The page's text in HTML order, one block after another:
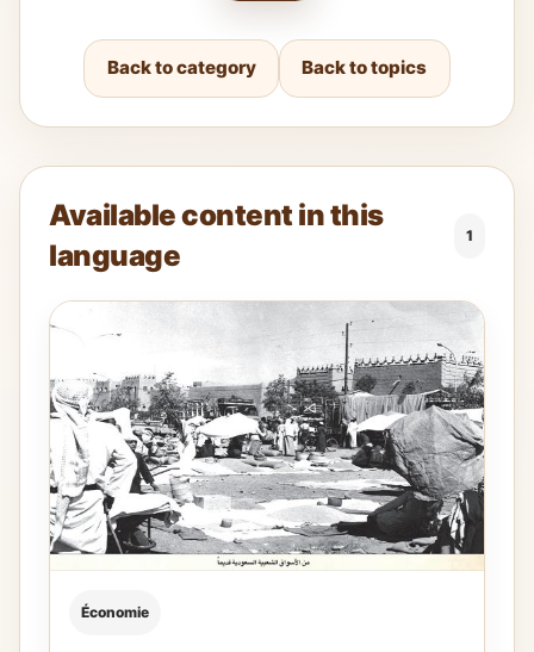
Back to category Back to topics
Available content in this
language
1
Économie